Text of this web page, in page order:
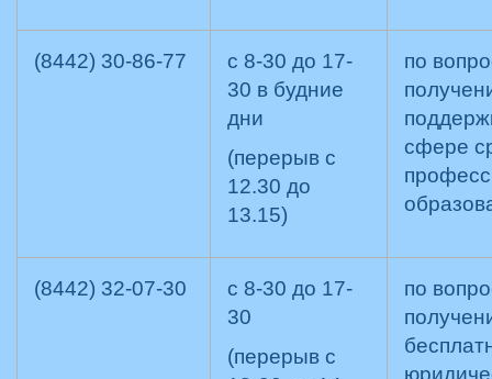
(8442) 30-86-77
с 8-30 до 17-
30 в будние
дни
(перерыв с
12.30 до
13.15)
по
сфере
(8442) 32-07-30
с 8-30 до 17-
30
(перерыв с
по